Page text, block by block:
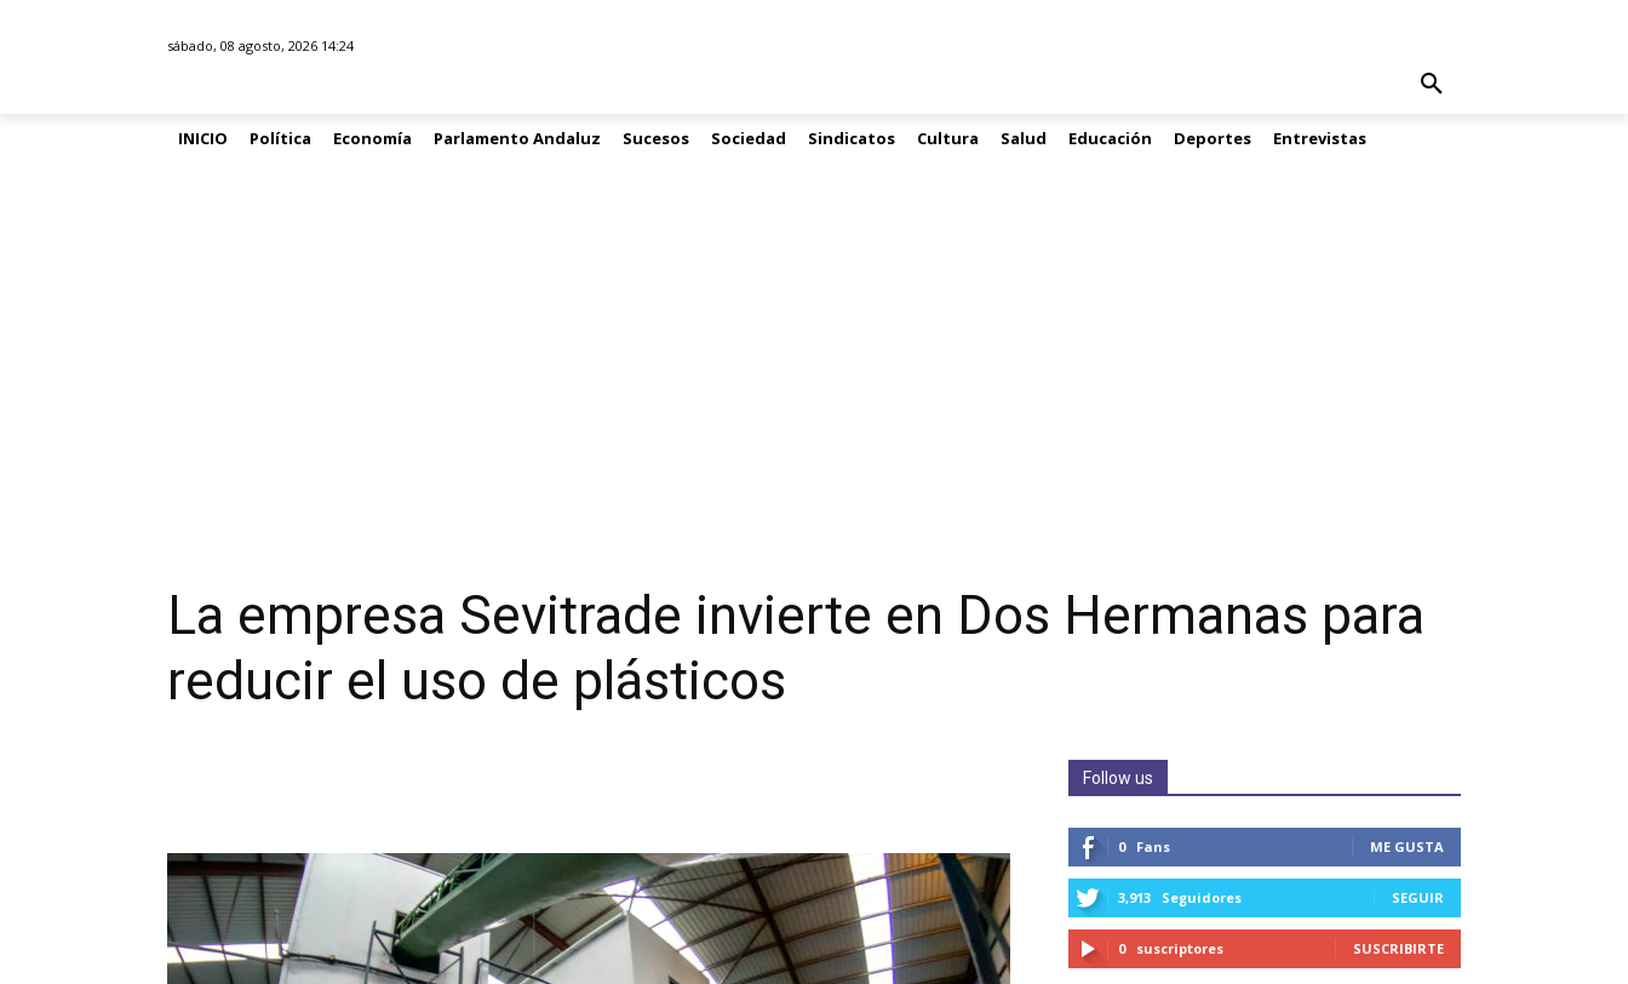
sábado, 08 agosto, 2026 14:24
INICIO Política Economía Parlamento Andaluz Sucesos Sociedad Sindicatos Cultura Salud Educación Deportes Entrevistas
La empresa Sevitrade invierte en Dos Hermanas para
reducir el uso de plásticos
Follow us
0 Fans ME GUSTA
3,913 Seguidores SEGUIR
0 suscriptores SUSCRIBIRTE